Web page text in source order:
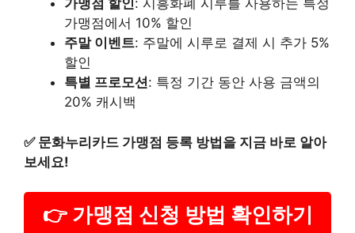
가맹점 할인: 시흥화폐 시루를 사용하는 특정
가맹점에서 10% 할인
주말 이벤트: 주말에 시루로 결제 시 추가 5%
할인
특별 프로모션: 특정 기간 동안 사용 금액의
20% 캐시백
✅ 문화누리카드 가맹점 등록 방법을 지금 바로 알아
보세요!
👉 가맹점 신청 방법 확인하기